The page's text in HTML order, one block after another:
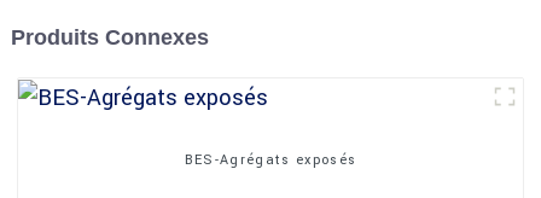
Produits Connexes
BES-Agrégats exposés